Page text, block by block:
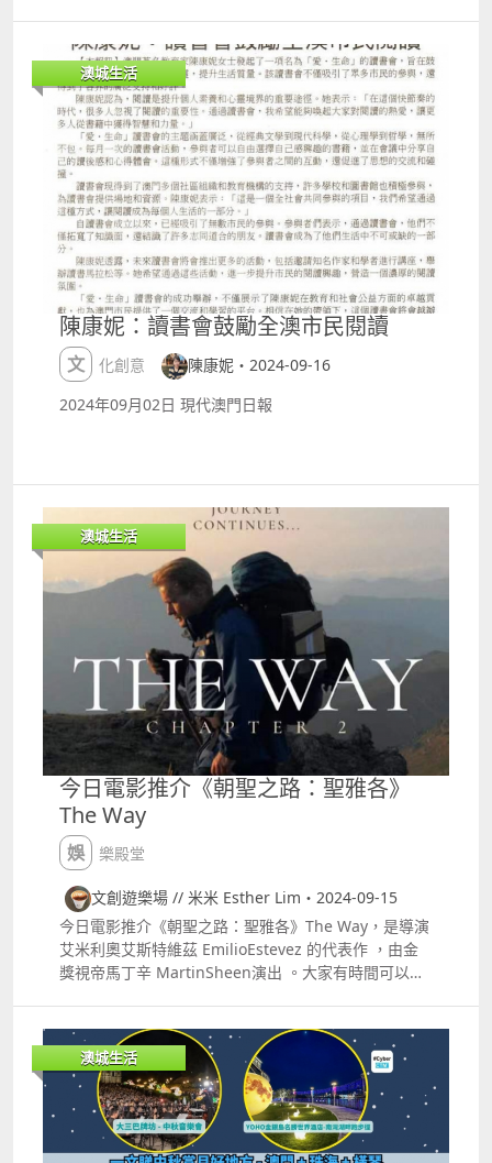
打卡裝置、互動遊戲及表演；同時，旅遊局將安排澳門
旅遊吉祥物ldquo;麥麥rdquo;，及組織國風愛好者喺區
內與公眾互動、拍照打卡！ 日期：10月1至7日 地點：
氹仔舊城區 2024年爛鬼樓巡禮 「2024年爛鬼樓巡禮」
於9月28日至10月27日期間喺關前正街、關前後街、果
欄街及俊秀里一帶舉行。為期一個月的活動將以ldquo;
超級放大街區慶典rdquo;為主題，以未來小熊為主角嘅
冒險故事以及巨型物件打卡點佈置街區，逢星期六、日
設有市集攤位及親子工作坊等！ 日期：9月28日至10月
27日 地點：關前正街、關前後街、果欄街及俊秀里 第
十一屆「獅王爭霸國際賽2024mdash;美高梅盃」 來自
13個國家和地區嘅南獅勁旅將於10月5日及6日喺媽閣
廟前地競逐獅王寶座，大家可以去現場感受中外交融嘅
醒獅文化！除咗獅王爭霸國際賽，10月2至6日更有「美
高梅獅藝工作坊」：大頭佛遊記、出色功夫鞋工作坊、
畫出獅鼓工作坊！ 獅王爭霸國際賽2024 賽事 日期：10
館、澳門M嘜品牌企業區、時尚產品區、美食區、食品
區、金融區、電器及家品區、保健及嬰兒用品區同親子
DIY區，可以同屋企人一齊去睇下有咩荀野！ 日期：10
月3至6日 地點：澳門漁人碼頭會議展覽中心 第七屆澳
門花燈節 第七屆澳門花燈節於即日起至10月31日舉
辦，攜手來自紐約布魯克林嘅先鋒藝術家兼設計師
Jason Naylor共同打造「先鋒登月」沉浸式藝術展覽，
實現塗鴉藝術與人工智能技術（AI）共融，於澳門壹號
廣塲室內及海濱長廊亮相四組大型互動藝術裝置！大家
可以去行海濱再打卡！ 日期：即日至10月31日 地點：
澳門壹號廣塲海濱長廊、澳門壹號廣塲地面層 國慶免費
開放 如果想去帶小朋友去博物館參觀，澳門大賽車博物
館喺10月1日免費參觀、澳門博物館10月12日免費開
放、澳門科學館10月1日展覽中心免費入場、天文館
（每場球幕節目首30位澳門居民觀眾免費入場）！ 澳
門大賽車博物館喺10月1日免費參觀 澳門博物館10月12
日免費開放 澳門科學館10月1日展覽中心免費入場、天
文館（每場球幕節目首30位澳門居民觀眾免費入場）
澳門國慶當日都有「澳門國際煙花比賽匯演」同「2024
澳人齊賀國慶世界步行日歡樂跑」，如果仲有其他好去
處推介，大家都可以留言分享！
澳城生活
陳康妮：讀書會鼓勵全澳市民閱讀
文化創意
陳康妮・2024-09-16
2024年09月02日 現代澳門日報
澳城生活
今日電影推介《朝聖之路：聖雅各》
The Way
娛樂殿堂
文創遊樂場 // 米米 Esther Lim・2024-09-15
今日電影推介《朝聖之路：聖雅各》The Way，是導演
艾米利奧艾斯特維茲 EmilioEstevez 的代表作 ，由金
獎視帝馬丁辛 MartinSheen演出 。大家有時間可以欣
爾#艾米利奧艾斯特維茲 #EmilioEstevez 飾的後事，
到了當地才知道丹尼爾是在西班牙朝聖之路意外喪生，
湯姆悲慟之餘，毅然決然踏上兒子未完的旅程。在旅途
中，在旅途中，湯姆遇到了來自阿姆斯特丹的尤斯特；
加拿大人莎拉；愛爾蘭旅遊作家傑克；來自世界各地的
他們，因著不同的理由踏上朝聖之路，他們能否找到自
澳城生活